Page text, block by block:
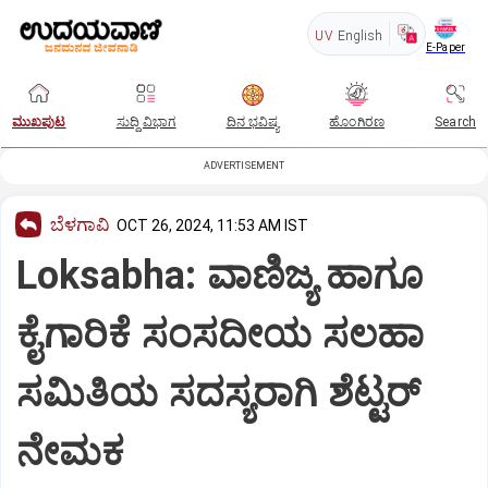
UV English
E-Paper
ಮುಖಪುಟ ಸುದ್ದಿ ವಿಭಾಗ ದಿನ ಭವಿಷ್ಯ ಹೊಂಗಿರಣ Search
ADVERTISEMENT
ಬೆಳಗಾವಿ OCT 26, 2024, 11:53 AM IST
Loksabha: ವಾಣಿಜ್ಯ ಹಾಗೂ
ಕೈಗಾರಿಕೆ ಸಂಸದೀಯ ಸಲಹಾ
ಸಮಿತಿಯ ಸದಸ್ಯರಾಗಿ ಶೆಟ್ಟರ್
ನೇಮಕ